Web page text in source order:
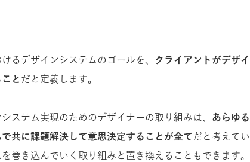
るデザインシステムのゴールを、
クライアントがデザイ
と だと定義します。
ステム実現のためのデザイナーの取り組みは、 あらゆる
共に課題解決して意思決定すること が全てだと考えてい
巻き込んでいく取り組みと置き換えることもできます。